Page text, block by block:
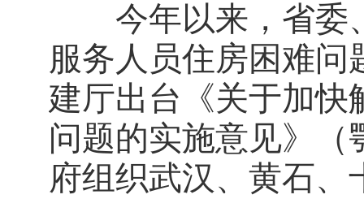
今年以来，省委、
服务人员住房困难问
建厅出台《关于加快
问题的实施意见》（
府组织武汉、黄石